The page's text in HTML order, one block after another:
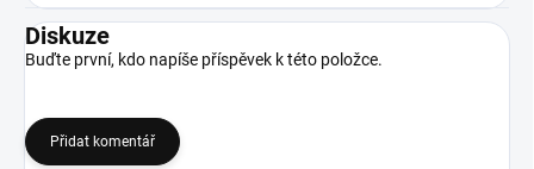
Diskuze
Buďte první, kdo napíše příspěvek k této položce.
Přidat komentář